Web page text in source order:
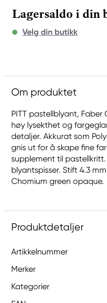
Lagersaldo i din
Velg din butikk
Om produktet
PITT pastellblyant, Faber
høy lysekthet og
detaljer. Akkurat som
gnis ut for å skape fine
supplement til pastellkritt.
blyantspisser. Stift 4.3
Chomium green opaque.
Produktdetaljer
Artikkelnummer
Merker
Kategorier